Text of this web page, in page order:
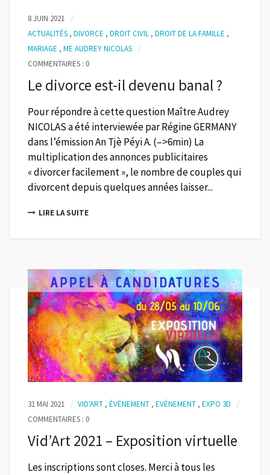
8 JUIN 2021
ACTUALITÉS , DIVORCE , DROIT CIVIL , DROIT DE LA FAMILLE ,
MARIAGE , ME AUDREY NICOLAS
COMMENTAIRES : 0
Le divorce est-il devenu banal ?
Pour répondre à cette question Maître Audrey
NICOLAS a été interviewée par Régine GERMANY
dans l’émission An Tjè Péyi A. (–>6min) La
multiplication des annonces publicitaires
« divorcer facilement », le nombre de couples qui
divorcent depuis quelques années laisser...
LIRE LA SUITE
31 MAI 2021 VID'ART , ÉVÉNEMENT , EVÉNEMENT , EXPO 3D
COMMENTAIRES : 0
Vid’Art 2021 – Exposition virtuelle
Les inscriptions sont closes. Merci à tous les